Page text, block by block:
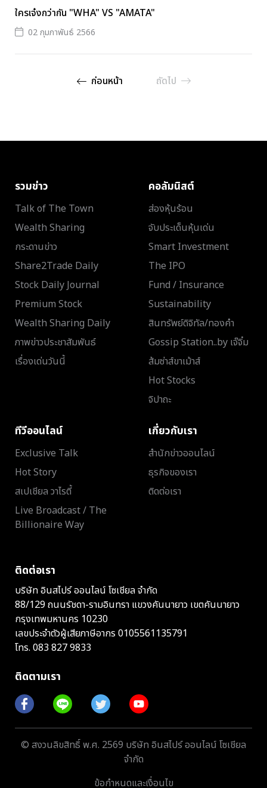
ใครเจ๋งกว่ากัน "WHA" VS "AMATA"
02 กุมภาพันธ์ 2566
ก่อนหน้า ถัดไป
รวมข่าว
Talk of The Town
Wealth Sharing
กระดานข่าว
Share2Trade Daily
Stock Daily Journal
Premium Stock
Wealth Sharing Daily
ภาพข่าวประชาสัมพันธ์
เรื่องเด่นวันนี้
คอลัมนิสต์
ส่องหุ้นร้อน
จับประเด็นหุ้นเด่น
Smart Investment
The IPO
Fund / Insurance
Sustainability
สินทรัพย์ดิจิทัล/ทองคำ
Gossip Station..by เจ๊จิ๋ม
ส้มซ่าส์ขาเม้าส์
Hot Stocks
จิปาถะ
ทีวีออนไลน์
Exclusive Talk
Hot Story
สเปเชียล วาไรตี้
Live Broadcast / The
Billionaire Way
เกี่ยวกับเรา
สำนักข่าวออนไลน์
ธุรกิจของเรา
ติดต่อเรา
ติดต่อเรา
บริษัท อินสไปร์ ออนไลน์ โซเชียล จำกัด
88/129 ถนนรัชดา-รามอินทรา แขวงคันนายาว เขตคันนายาว
กรุงเทพมหานคร 10230
เลขประจำตัวผู้เสียภาษีอากร 0105561135791
โทร. 083 827 9833
ติดตามเรา
© สงวนลิขสิทธิ์ พ.ศ. 2569 บริษัท อินสไปร์ ออนไลน์ โซเชียล
จำกัด
ข้อกำหนดและเงื่อนไข